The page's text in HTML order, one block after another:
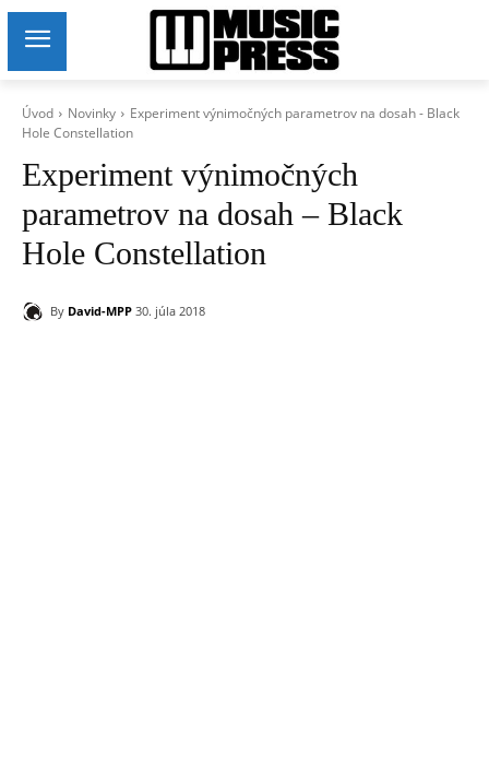
Úvod Novinky
Experiment výnimočných parametrov na dosah - Black
Hole Constellation
Experiment výnimočných
parametrov na dosah – Black
Hole Constellation
By David-MPP 30. júla 2018